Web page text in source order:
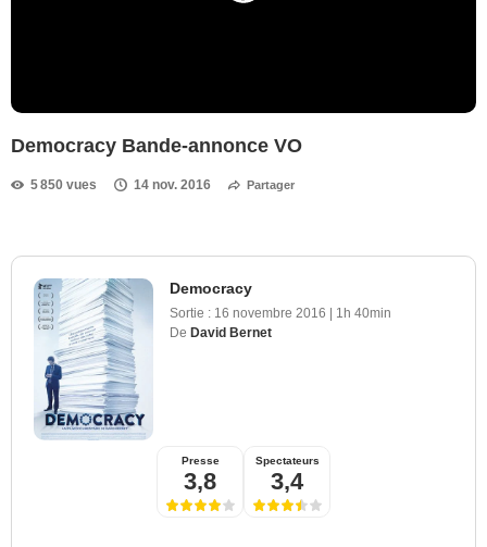
Democracy Bande-annonce VO
5 850 vues 14 nov. 2016 Partager
Democracy
Sortie : 16 novembre 2016 | 1h 40min
De David Bernet
Presse
3,8
Spectateurs
3,4